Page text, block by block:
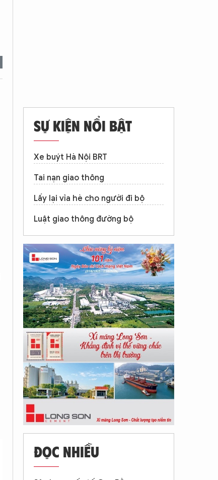
SỰ KIỆN NỔI BẬT
Xe buýt Hà Nội BRT
Tai nạn giao thông
Lấy lại vỉa hè cho người đi bộ
Luật giao thông đường bộ
ĐỌC NHIỀU